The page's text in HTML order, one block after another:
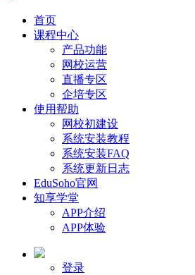
首页
课程中心
产品功能
网校运营
直播专区
企培专区
使用帮助
网校初建设
系统安装教程
系统安装FAQ
系统更新日志
EduSoho官网
知享学堂
APP介绍
APP体验
登录